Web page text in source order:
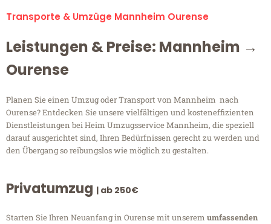
Transporte & Umzüge Mannheim Ourense
Leistungen & Preise: Mannheim →
Ourense
Planen Sie einen Umzug oder Transport von Mannheim nach
Ourense? Entdecken Sie unsere vielfältigen und kosteneffizienten
Dienstleistungen bei Heim Umzugsservice Mannheim, die speziell
darauf ausgerichtet sind, Ihren Bedürfnissen gerecht zu werden und
den Übergang so reibungslos wie möglich zu gestalten.
Privatumzug | ab 250€
Starten Sie Ihren Neuanfang in Ourense mit unserem umfassenden